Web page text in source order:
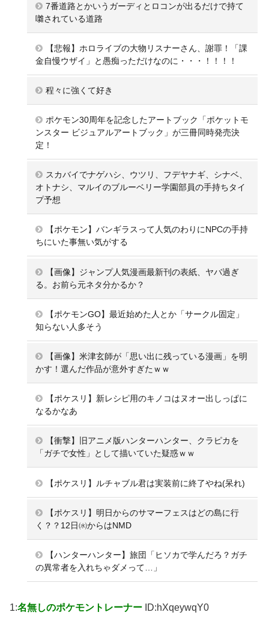
7番道路とかいうガーディとロコンが出るだけで持て
囃されている道路
【悲報】ホロライブの大物リスナーさん、謝罪！「課
金自慢ウザイ」と愚痴っただけなのに・・・！！！！
程々に強くて好き
ポケモン30周年を記念したアートブック「ポケットモ
ンスター ビジュアルアートブック」が三冊同時発売決
定！
スカバイでナゲハシ、ウツリ、フデヤナギ、シナベ、
オトナシ、マルイのブルーベリー学園部員の手持ちタイ
プ予想
【ポケモン】バンギラスって人気のわりにNPCの手持
ちにいた事無い気がする
【画像】ジャンプ人気漫画最新刊の表紙、ヤバ過ぎ
る。お前ら元ネタ分かるか？
【ポケモンGO】最近始めた人とか「サークル固定」
知らない人多そう
【画像】米津玄師が「思い出に残っている漫画」を明
かす！選んだ作品が意外すぎたｗｗ
【ポケスリ】新レシピ用のキノコはヌオー出しっぱに
なるかなあ
【衝撃】旧アニメ版ハンターハンター、クラピカを
「ガチで女性」として描いていた疑惑ｗｗ
【ポケスリ】ルチャブル君は実装前に終了やね(呆れ)
【ポケスリ】明日からのサマーフェスはどの島に行
く？？12日㈬からはNMD
【ハンターハンター】旅団「ヒソカで学んだろ？ガチ
の異常者を入れちゃダメって…」
1:名無しのポケモントレーナー ID:hXqeywqY0